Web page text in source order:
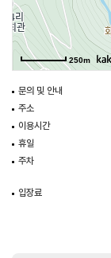
250m
문의 및 안내
주소
이용시간
휴일
주차
입장료